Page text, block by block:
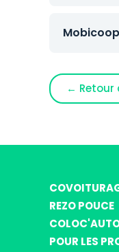
← Retour
REZO POUCE
POUR LES